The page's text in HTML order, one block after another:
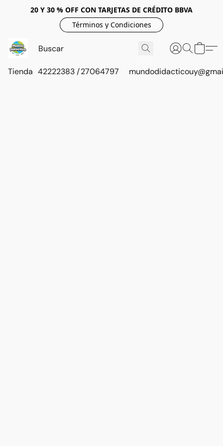
20 Y 30 % OFF CON TARJETAS DE CRÉDITO BBVA
Términos y Condiciones
Tienda 42222383 / 27064797